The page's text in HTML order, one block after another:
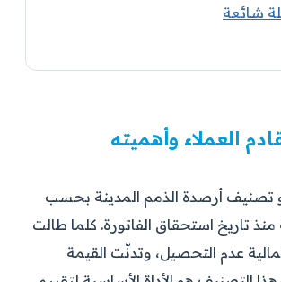
شائعة
تصنيف أرصدة الذمم المدينة بحسب
تاريخ استحقاق الفاتورة. كلما طالت
عدم التحصيل، وتدنّت القيمة